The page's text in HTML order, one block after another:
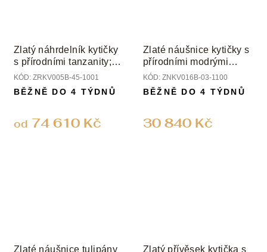
Zlatý náhrdelník kytičky
s přírodními tanzanity;
turmalínem a diamanty
KÓD: ZRKV005B-45-1001
od 74 610 Kč
BĚŽNĚ DO 4 TÝDNŮ
Zlaté náušnice kytičky s
přírodními modrými
safíry a diamanty
KÓD: ZNKV016B-03-1100
30 840 Kč
BĚŽNĚ DO 4 TÝDNŮ
Zlaté náušnice tulipány Zlatý přívěsek kytička s